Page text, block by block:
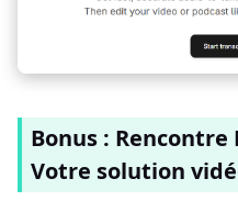
Bonus : Rencontre
Votre solution